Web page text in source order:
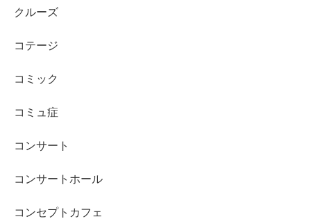
クルーズ
コテージ
コミック
コミュ症
コンサート
コンサートホール
コンセプトカフェ